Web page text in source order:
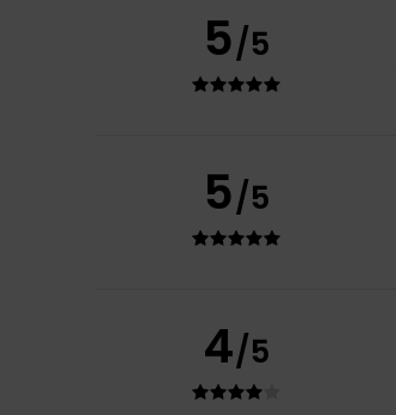
5/5
5/5
4/5